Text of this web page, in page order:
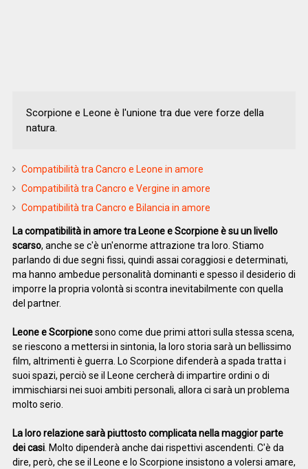
Scorpione e Leone è l'unione tra due vere forze della
natura.
Compatibilità tra Cancro e Leone in amore
Compatibilità tra Cancro e Vergine in amore
Compatibilità tra Cancro e Bilancia in amore
La compatibilità in amore tra Leone e Scorpione è su un livello
scarso, anche se c'è un'enorme attrazione tra loro. Stiamo
parlando di due segni fissi, quindi assai coraggiosi e determinati,
ma hanno ambedue personalità dominanti e spesso il desiderio di
imporre la propria volontà si scontra inevitabilmente con quella
del partner.
Leone e Scorpionesono come due primi attori sulla stessa scena,
se riescono a mettersi in sintonia, la loro storia sarà un bellissimo
film, altrimenti è guerra. Lo Scorpione difenderà a spada tratta i
suoi spazi, perciò se il Leone cercherà di impartire ordini o di
immischiarsi nei suoi ambiti personali, allora ci sarà un problema
molto serio.
La loro relazione sarà piuttosto complicata nella maggior parte
dei casi. Molto dipenderà anche dai rispettivi ascendenti. C'è da
dire, però, che se il Leone e lo Scorpione insistono a volersi amare,